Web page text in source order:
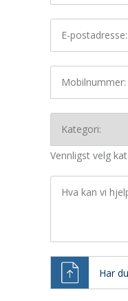
E-postadresse:
Mobilnummer:
Kategori:
Vennligst velg
Hva kan vi
Har